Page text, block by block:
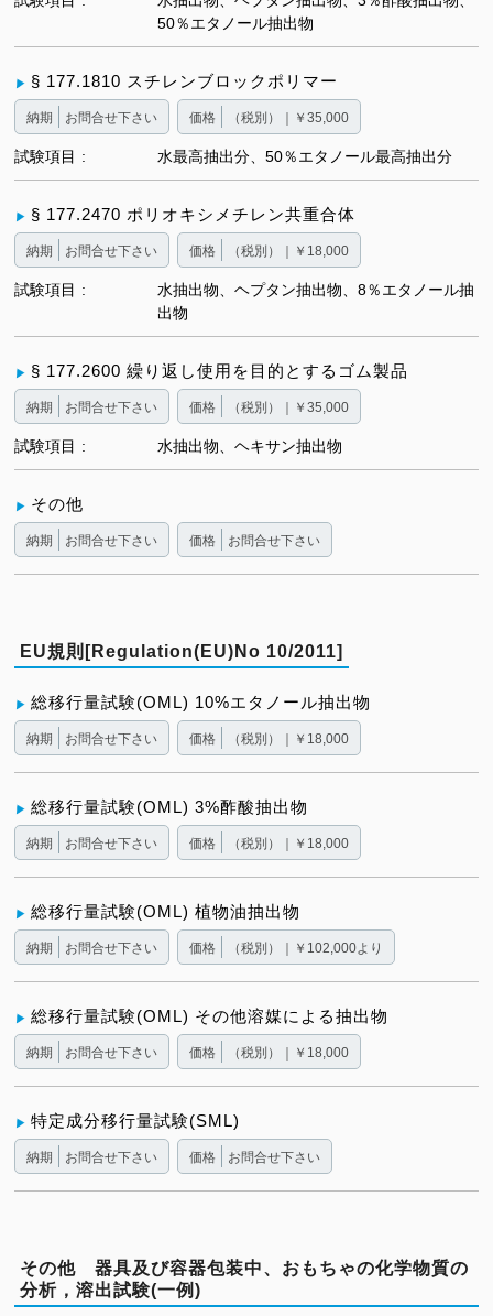
50％エタノール抽出物
§ 177.1810 スチレンブロックポリマー
納期 お問合せ下さい 価格 （税別）｜￥35,000
試験項目 水最高抽出分、50％エタノール最高抽出分
§ 177.2470 ポリオキシメチレン共重合体
納期 お問合せ下さい 価格 （税別）｜￥18,000
試験項目
水抽出物、ヘプタン抽出物、8％エタノール抽
出物
§ 177.2600 繰り返し使用を目的とするゴム製品
納期 お問合せ下さい 価格 （税別）｜￥35,000
試験項目 水抽出物、ヘキサン抽出物
その他
納期 お問合せ下さい 価格 お問合せ下さい
EU規則[Regulation(EU)No 10/2011]
総移行量試験(OML) 10%エタノール抽出物
納期 お問合せ下さい 価格 （税別）｜￥18,000
総移行量試験(OML) 3%酢酸抽出物
納期 お問合せ下さい 価格 （税別）｜￥18,000
総移行量試験(OML) 植物油抽出物
納期 お問合せ下さい 価格 （税別）｜￥102,000より
総移行量試験(OML) その他溶媒による抽出物
納期 お問合せ下さい 価格 （税別）｜￥18,000
特定成分移行量試験(SML)
納期 お問合せ下さい 価格 お問合せ下さい
その他 器具及び容器包装中、おもちゃの化学物質の
分析，溶出試験(一例)